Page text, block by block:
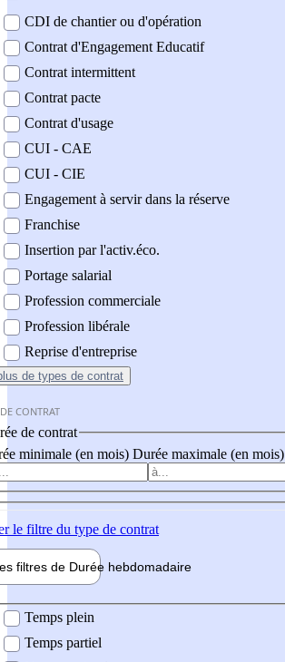
CDI de chantier ou d'opération
Contrat d'Engagement Educatif
Contrat intermittent
Contrat pacte
Contrat d'usage
CUI - CAE
CUI - CIE
Engagement à servir dans la réserve
Franchise
Insertion par l'activ.éco.
Portage salarial
Profession commerciale
Profession libérale
Reprise d'entreprise
de types de contrat
CONTRAT
de contrat
minimale (en mois) Durée maximale (en mois)
le filtre du type de contrat
filtres de Durée hebdomadaire
Temps plein
Temps partiel